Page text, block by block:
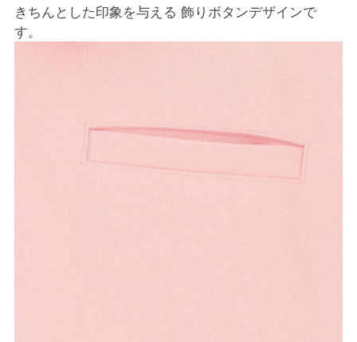
きちんとした印象を与える 飾りボタンデザインで
す。